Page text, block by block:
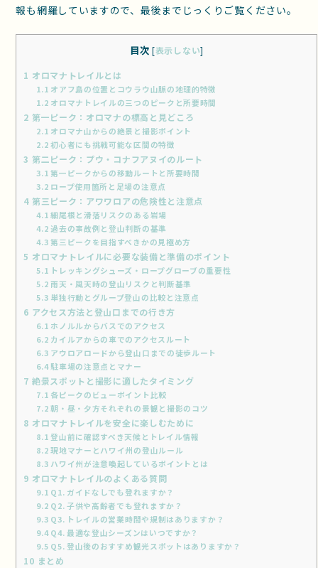
報も網羅していますので、最後までじっくりご覧ください。
目次 [表示しない]
1 オロマナトレイルとは
1.1 オアフ島の位置とコウラウ山脈の地理的特徴
1.2 オロマナトレイルの三つのピークと所要時間
2 第一ピーク：オロマナの標高と見どころ
2.1 オロマナ山からの絶景と撮影ポイント
2.2 初心者にも挑戦可能な区間の特徴
3 第二ピーク：プウ・コナフアヌイのルート
3.1 第一ピークからの移動ルートと所要時間
3.2 ロープ使用箇所と足場の注意点
4 第三ピーク：アワワロアの危険性と注意点
4.1 細尾根と滑落リスクのある岩場
4.2 過去の事故例と登山判断の基準
4.3 第三ピークを目指すべきかの見極め方
5 オロマナトレイルに必要な装備と準備のポイント
5.1 トレッキングシューズ・ロープグローブの重要性
5.2 雨天・風天時の登山リスクと判断基準
5.3 単独行動とグループ登山の比較と注意点
6 アクセス方法と登山口までの行き方
6.1 ホノルルからバスでのアクセス
6.2 カイルアからの車でのアクセスルート
6.3 アウロアロードから登山口までの徒歩ルート
6.4駐車場の注意点とマナー
7 絶景スポットと撮影に適したタイミング
7.1 各ピークのビューポイント比較
7.2 朝・昼・夕方それぞれの景観と撮影のコツ
8 オロマナトレイルを安全に楽しむために
8.1 登山前に確認すべき天候とトレイル情報
8.2 現地マナーとハワイ州の登山ルール
8.3 ハワイ州が注意喚起しているポイントとは
9 オロマナトレイルのよくある質問
9.1 Q1. ガイドなしでも登れますか？
9.2 Q2. 子供や高齢者でも登れますか？
9.3 Q3. トレイルの営業時間や規制はありますか？
9.4Q4. 最適な登山シーズンはいつですか？
9.5 Q5. 登山後のおすすめ観光スポットはありますか？
10 まとめ